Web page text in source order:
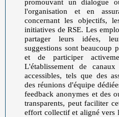
promouvant un dialogue
l'organisation et en
concernant les objectifs,
initiatives de RSE. Les
partager leurs idées,
suggestions sont beaucoup
et de participer
L'établissement de
accessibles, tels que des
des réunions d'équipe
feedback anonymes et des
transparents, peut faciliter
effort collectif et aligné vers